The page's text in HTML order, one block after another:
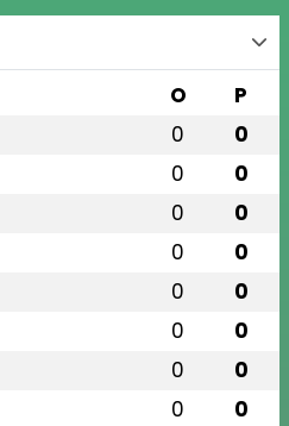
O P
0 0
0 0
0 0
0 0
0 0
0 0
0 0
0 0